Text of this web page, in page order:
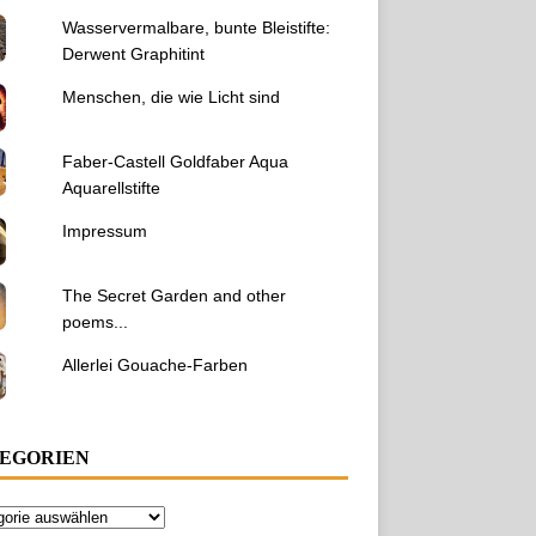
Wasservermalbare, bunte Bleistifte:
Derwent Graphitint
Menschen, die wie Licht sind
Faber-Castell Goldfaber Aqua
Aquarellstifte
Impressum
The Secret Garden and other
poems...
Allerlei Gouache-Farben